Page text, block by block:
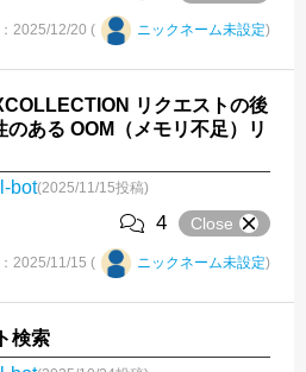
2025/12/20 ( ニックネーム未設定)
リクエストの後
のある OOM（メモリ不足）リ
bot(2025/11/15投稿)
4 Close
2025/11/15 ( ニックネーム未設定)
検索